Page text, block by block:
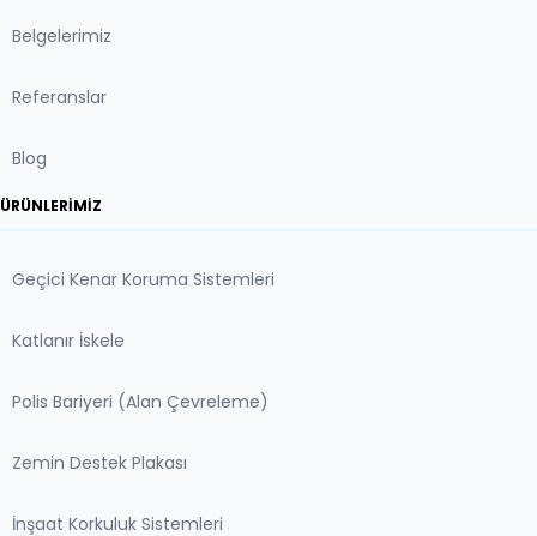
Belgelerimiz
Referanslar
Blog
ÜRÜNLERIMIZ
Geçici Kenar Koruma Sistemleri
Katlanır İskele
Polis Bariyeri (Alan Çevreleme)
Zemin Destek Plakası
İnşaat Korkuluk Sistemleri